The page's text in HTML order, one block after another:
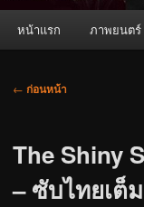
หน้าแรก ภาพยนตร์
เมนู
← ก่อนหน้า
The Shiny
– ซับไทยเต็